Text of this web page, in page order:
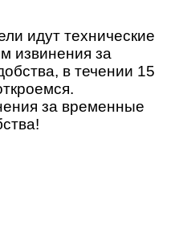
идут технические
извинения за
в течении 15
за временные